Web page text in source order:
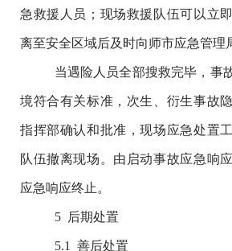
急救援人员；现场救援队伍可以立
离至安全区域后及时向师市应急管理
当遇险人员全部搜救完毕，事
境符合有关标准，次生、衍生事故
指挥部确认和批准，现场应急处置
队伍撤离现场。由启动事故应急响
应急响应终止。
5后期处置
5.1 善后处置